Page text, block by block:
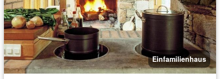
Einfamilienhaus